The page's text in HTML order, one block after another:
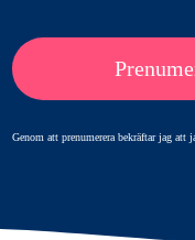
Genom att prenumerera bekräftar jag att